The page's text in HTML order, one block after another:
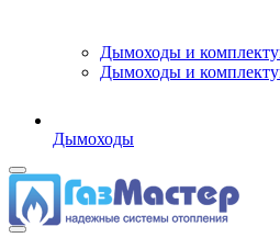
Дымоходы и
Дымоходы и
Дымоходы